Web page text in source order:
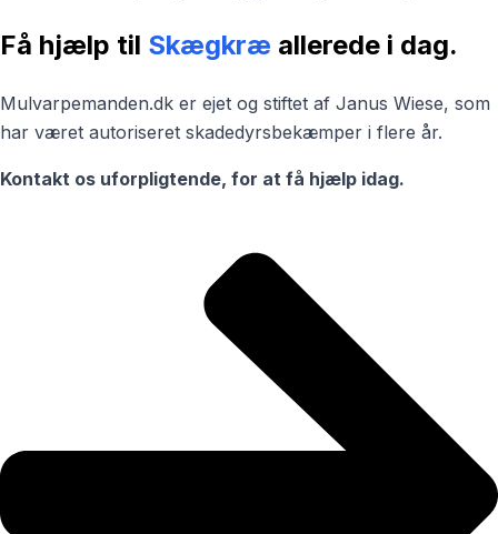
Få hjælp til Skægkræ allerede i dag.
Mulvarpemanden.dk er ejet og stiftet af Janus Wiese, som
har været autoriseret skadedyrsbekæmper i flere år.
Kontakt os uforpligtende, for at få hjælp idag.